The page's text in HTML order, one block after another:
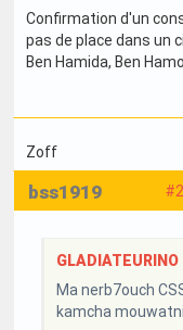
Confirmation d'un
pas de place dans un
Ben Hamida, Ben
Zoff
bss1919
Ma nerb7ouch
kamcha